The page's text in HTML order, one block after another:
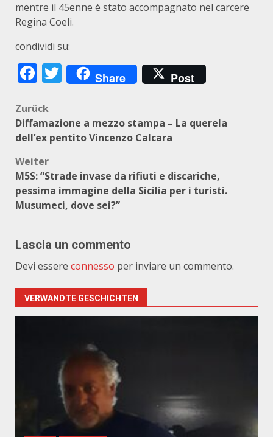
mentre il 45enne è stato accompagnato nel carcere
Regina Coeli.
condividi su:
Facebook
Twitter
Share Post
Beitragsnavigation
Zurück
Diffamazione a mezzo stampa – La querela
dell’ex pentito Vincenzo Calcara
Weiter
M5S: “Strade invase da rifiuti e discariche,
pessima immagine della Sicilia per i turisti.
Musumeci, dove sei?”
Lascia un commento
Devi essere connesso per inviare un commento.
VERWANDTE GESCHICHTEN